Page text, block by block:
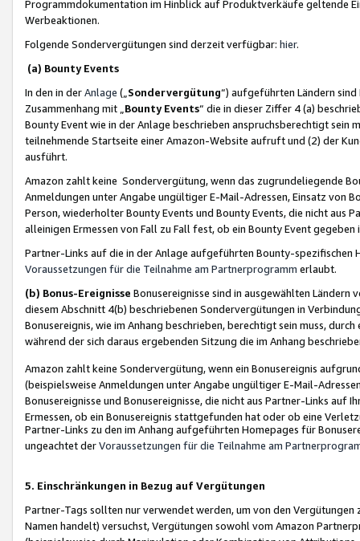
Programmdokumentation im Hinblick auf Produktverkäufe geltende
Werbeaktionen.
Folgende Sondervergütungen sind derzeit verfügbar: hier.
(a) Bounty Events
In den in derAnlage („ Sondervergütung“) aufgeführten Ländern
Zusammenhang mit „ Bounty Events“ die in dieser Ziffer 4 (a)
Bounty Event wie in der Anlage beschrieben anspruchsberechtigt sein
teilnehmende Startseite einer Amazon-Website aufruft und (2) der
ausführt.
Amazon zahlt keine Sondervergütung, wenn das zugrundeliegende
Anmeldungen unter Angabe ungültiger E-Mail-Adressen, Einsatz von
Person, wiederholter Bounty Events und Bounty Events, die nicht
alleinigen Ermessen von Fall zu Fall fest, ob ein Bounty Event
Partner-Links auf die in der Anlage aufgeführten Bounty-spezifischen
Voraussetzungen für die Teilnahme am Partnerprogramm erlaubt.
(b) Bonus-Ereignisse Bonusereignisse sind in ausgewählten Ländern
diesem Abschnitt 4(b) beschriebenen Sondervergütungen in
Bonusereignis, wie im Anhang beschrieben, berechtigt sein muss,
während der sich daraus ergebenden Sitzung die im Anhang
Amazon zahlt keine Sondervergütung, wenn ein Bonusereignis
(beispielsweise Anmeldungen unter Angabe ungültiger E-Mail-
Bonusereignisse und Bonusereignisse, die nicht aus Partner-Links auf
Ermessen, ob ein Bonusereignis stattgefunden hat oder ob eine
Partner-Links zu den im Anhang aufgeführten Homepages für
ungeachtet derVoraussetzungen für die Teilnahme am
5. Einschränkungen in Bezug auf Vergütungen
Partner-Tags sollten nur verwendet werden, um von den
Namen handelt) versuchst, Vergütungen sowohl vom Amazon